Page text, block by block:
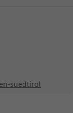
suedtirol